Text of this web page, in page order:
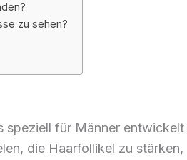
zu sehen?
für Männer
die Haarfollikel zu